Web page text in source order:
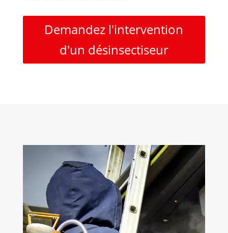
Demandez l'intervention
d'un désinsectiseur